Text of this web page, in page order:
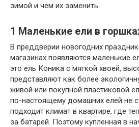
зимой и чем их заменить.
1 Маленькие ели в
В преддверии новогодних
магазинах появляются маленькие
это ель Коника с мягкой хвоей,
представляют как более
живой или покупной пластиковой
по-настоящему домашних елей не
подходит климат в квартире, где
за батарей. Поэтому купленная в